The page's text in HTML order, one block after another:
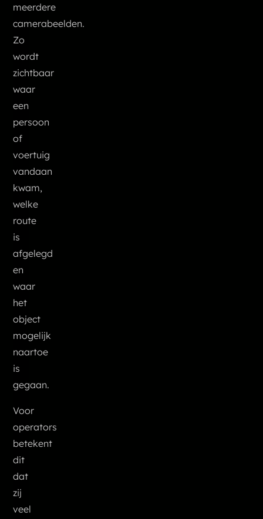
meerdere
camerabeelden.
Zo
wordt
zichtbaar
waar
een
persoon
of
voertuig
vandaan
kwam,
welke
route
is
afgelegd
en
waar
het
object
mogelijk
naartoe
is
gegaan.
Voor
operators
betekent
dit
dat
zij
veel